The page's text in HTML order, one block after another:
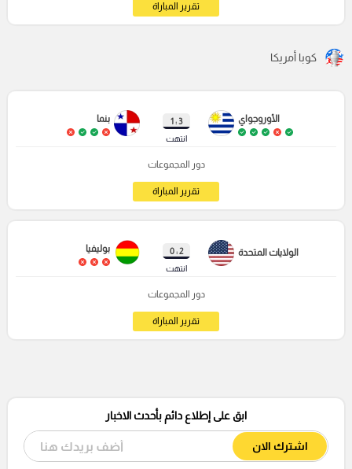
تقرير المباراة
كوبا أمريكا
الأوروجواي
3 : 1
انتهت
بنما
دور المجموعات
تقرير المباراة
الولايات المتحدة
2 : 0
انتهت
بوليفيا
دور المجموعات
تقرير المباراة
ابق على إطلاع دائم بأحدث الاخبار
اشترك الان